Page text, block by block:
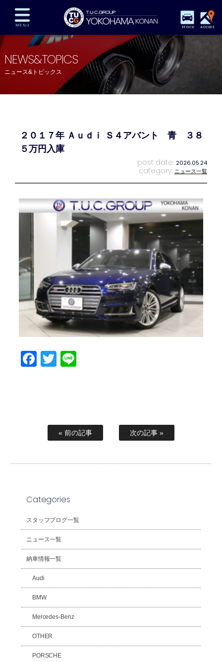
STOCK ACCESS
在庫車両情報 保証&サービス パーツリスト
TUCとは？ 店舗情報 アクセスマップ
全国納車 特別作業 注文販売
プライバシーポリシー
NEWS&TOPICS
ニュース&トピックス
２０１７年 Ａｕｄｉ Ｓ４アバント 青 ３８
５万円入庫
post date: 2026.05.24
category: ニュース一覧
Facebook
Twitter
« 前の記事 次の記事 »
Categories
スタッフブログ一覧
ニュース一覧
納車情報一覧
Audi
BMW
Mercedes-Benz
OTHER
PORSCHE